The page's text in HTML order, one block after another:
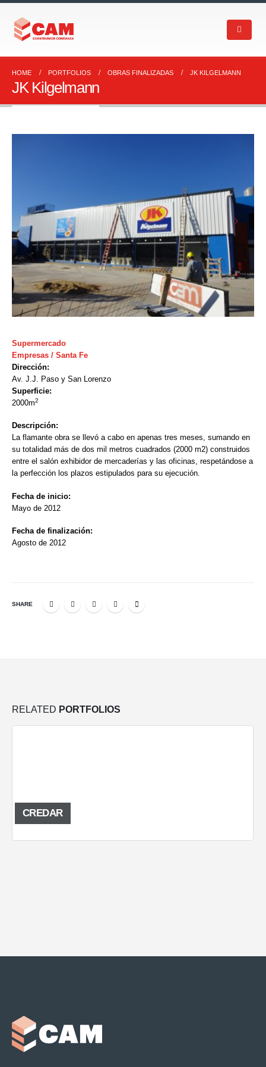
HOME PORTFOLIOS OBRAS FINALIZADAS JK KILGELMANN
JK Kilgelmann
Supermercado
Empresas / Santa Fe
Dirección:
Av. J.J. Paso y San Lorenzo
Superficie:
2000m2
Descripción:
La flamante obra se llevó a cabo en apenas tres meses, sumando en
su totalidad más de dos mil metros cuadrados (2000 m2) construidos
entre el salón exhibidor de mercaderías y las oficinas, respetándose a
la perfección los plazos estipulados para su ejecución.
Fecha de inicio:
Mayo de 2012
Fecha de finalización:
Agosto de 2012
SHARE
RELATED PORTFOLIOS
CREDAR